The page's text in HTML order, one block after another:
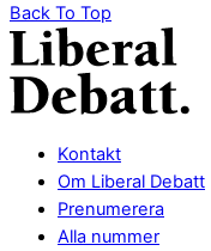
Back To Top
Kontakt
Om Liberal Debatt
Prenumerera
Alla nummer